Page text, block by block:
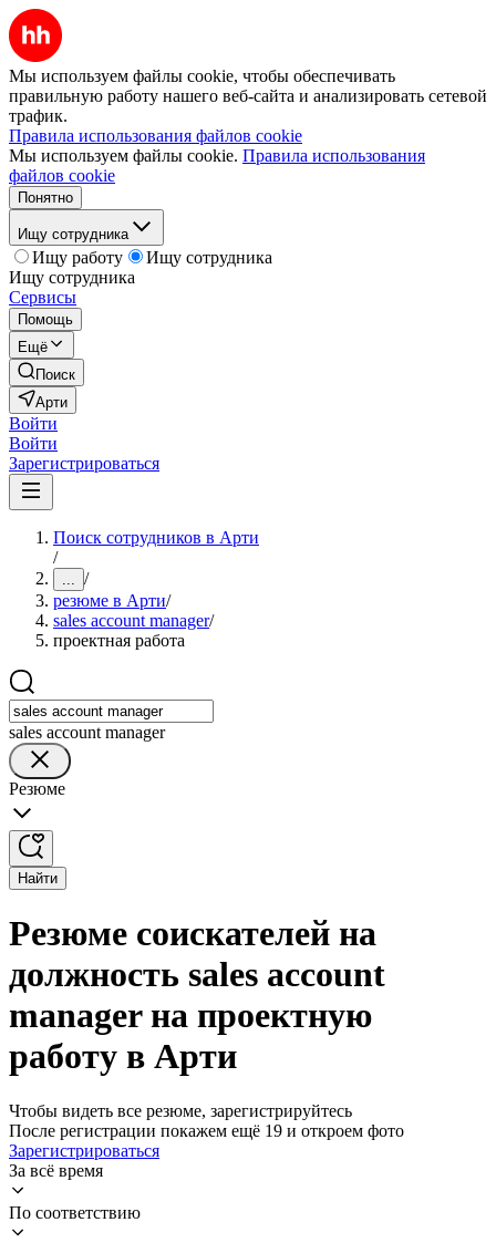
Мы используем файлы cookie, чтобы обеспечивать
правильную работу нашего веб-сайта и анализировать сетевой
трафик.
Правила использования файлов cookie
Мы используем файлы cookie. Правила использования
файлов cookie
Понятно
Ищу сотрудника
Ищу работу
Ищу сотрудника
Ищу сотрудника
Сервисы
Помощь
Ещё
Поиск
Арти
Войти
Войти
Зарегистрироваться
Поиск сотрудников в Арти
/
... /
резюме в Арти/
sales account manager/
проектная работа
sales account manager
Резюме
Найти
Резюме соискателей на
должность sales account
manager на проектную
работу в Арти
Чтобы видеть все резюме, зарегистрируйтесь
После регистрации покажем ещё 19 и откроем фото
Зарегистрироваться
За всё время
По соответствию